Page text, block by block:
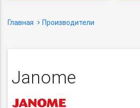
Главная Производители
Janome